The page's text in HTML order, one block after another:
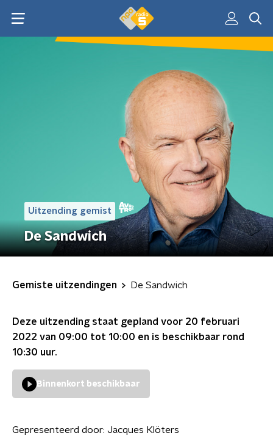
Uitzending gemist
De Sandwich
Gemiste uitzendingen De Sandwich
Deze uitzending staat gepland voor 20 februari
2022 van 09:00 tot 10:00 en is beschikbaar rond
10:30 uur.
Binnenkort beschikbaar
Gepresenteerd door: Jacques Klöters